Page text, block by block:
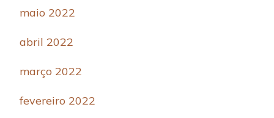
maio 2022
abril 2022
março 2022
fevereiro 2022